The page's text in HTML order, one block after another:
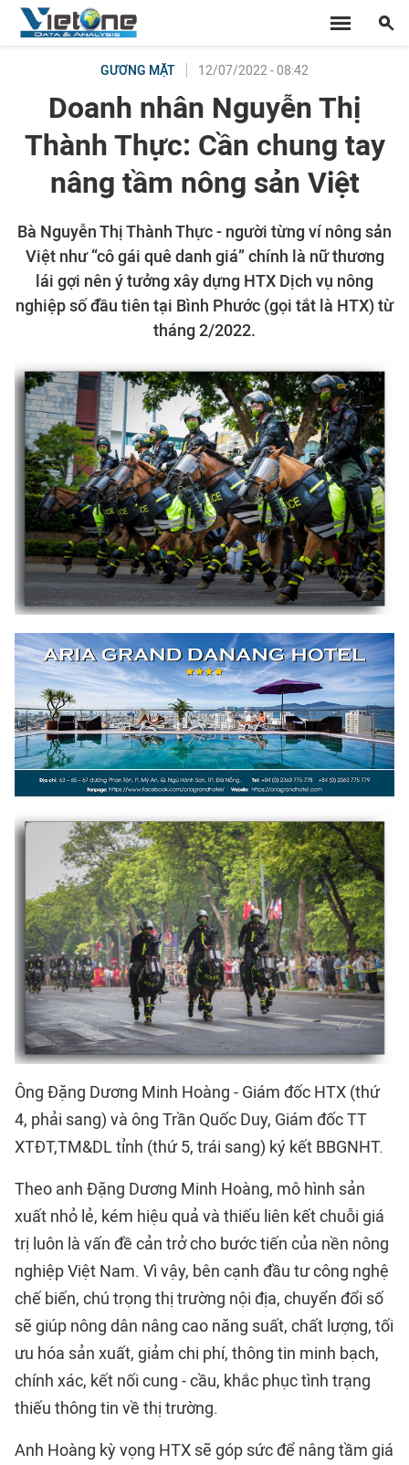
GƯƠNG MẶT 12/07/2022 - 08:42
Doanh nhân Nguyễn Thị
Thành Thực: Cần chung tay
nâng tầm nông sản Việt
Bà Nguyễn Thị Thành Thực - người từng ví nông sản
Việt như “cô gái quê danh giá” chính là nữ thương
lái gợi nên ý tưởng xây dựng HTX Dịch vụ nông
nghiệp số đầu tiên tại Bình Phước (gọi tắt là HTX) từ
tháng 2/2022.
Ông Đặng Dương Minh Hoàng - Giám đốc HTX (thứ
4, phải sang) và ông Trần Quốc Duy, Giám đốc TT
XTĐT,TM&DL tỉnh (thứ 5, trái sang) ký kết BBGNHT.
Theo anh Đặng Dương Minh Hoàng, mô hình sản
xuất nhỏ lẻ, kém hiệu quả và thiếu liên kết chuỗi giá
trị luôn là vấn đề cản trở cho bước tiến của nền nông
nghiệp Việt Nam. Vì vậy, bên cạnh đầu tư công nghệ
chế biến, chú trọng thị trường nội địa, chuyển đổi số
sẽ giúp nông dân nâng cao năng suất, chất lượng, tối
ưu hóa sản xuất, giảm chi phí, thông tin minh bạch,
chính xác, kết nối cung - cầu, khắc phục tình trạng
thiếu thông tin về thị trường.
Anh Hoàng kỳ vọng HTX sẽ góp sức để nâng tầm giá